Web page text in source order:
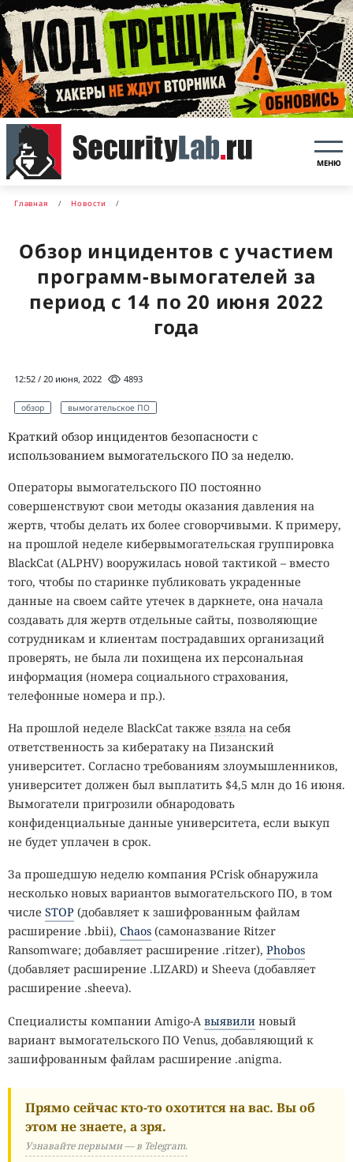
МЕНЮ
Главная Новости
Обзор инцидентов с участием
программ-вымогателей за
период с 14 по 20 июня 2022
года
12:52 / 20 июня, 2022 4893
обзор вымогательское ПО
Краткий обзор инцидентов безопасности с
использованием вымогательского ПО за неделю.
Операторы вымогательского ПО постоянно
совершенствуют свои методы оказания давления на
жертв, чтобы делать их более сговорчивыми. К примеру,
на прошлой неделе кибервымогательская группировка
BlackCat (ALPHV) вооружилась новой тактикой – вместо
того, чтобы по старинке публиковать украденные
данные на своем сайте утечек в даркнете, она начала
создавать для жертв отдельные сайты, позволяющие
сотрудникам и клиентам пострадавших организаций
проверять, не была ли похищена их персональная
информация (номера социального страхования,
телефонные номера и пр.).
На прошлой неделе BlackCat также взяла на себя
ответственность за кибератаку на Пизанский
университет. Согласно требованиям злоумышленников,
университет должен был выплатить $4,5 млн до 16 июня.
Вымогатели пригрозили обнародовать
конфиденциальные данные университета, если выкуп
не будет уплачен в срок.
За прошедшую неделю компания PCrisk обнаружила
несколько новых вариантов вымогательского ПО, в том
числе STOP (добавляет к зашифрованным файлам
расширение .bbii), Chaos (самоназвание Ritzer
Ransomware; добавляет расширение .ritzer), Phobos
(добавляет расширение .LIZARD) и Sheeva (добавляет
расширение .sheeva).
Специалисты компании Amigo-A выявили новый
вариант вымогательского ПО Venus, добавляющий к
зашифрованным файлам расширение .anigma.
Прямо сейчас кто-то охотится на вас. Вы об
этом не знаете, а зря.
Узнавайте первыми — в Telegram.